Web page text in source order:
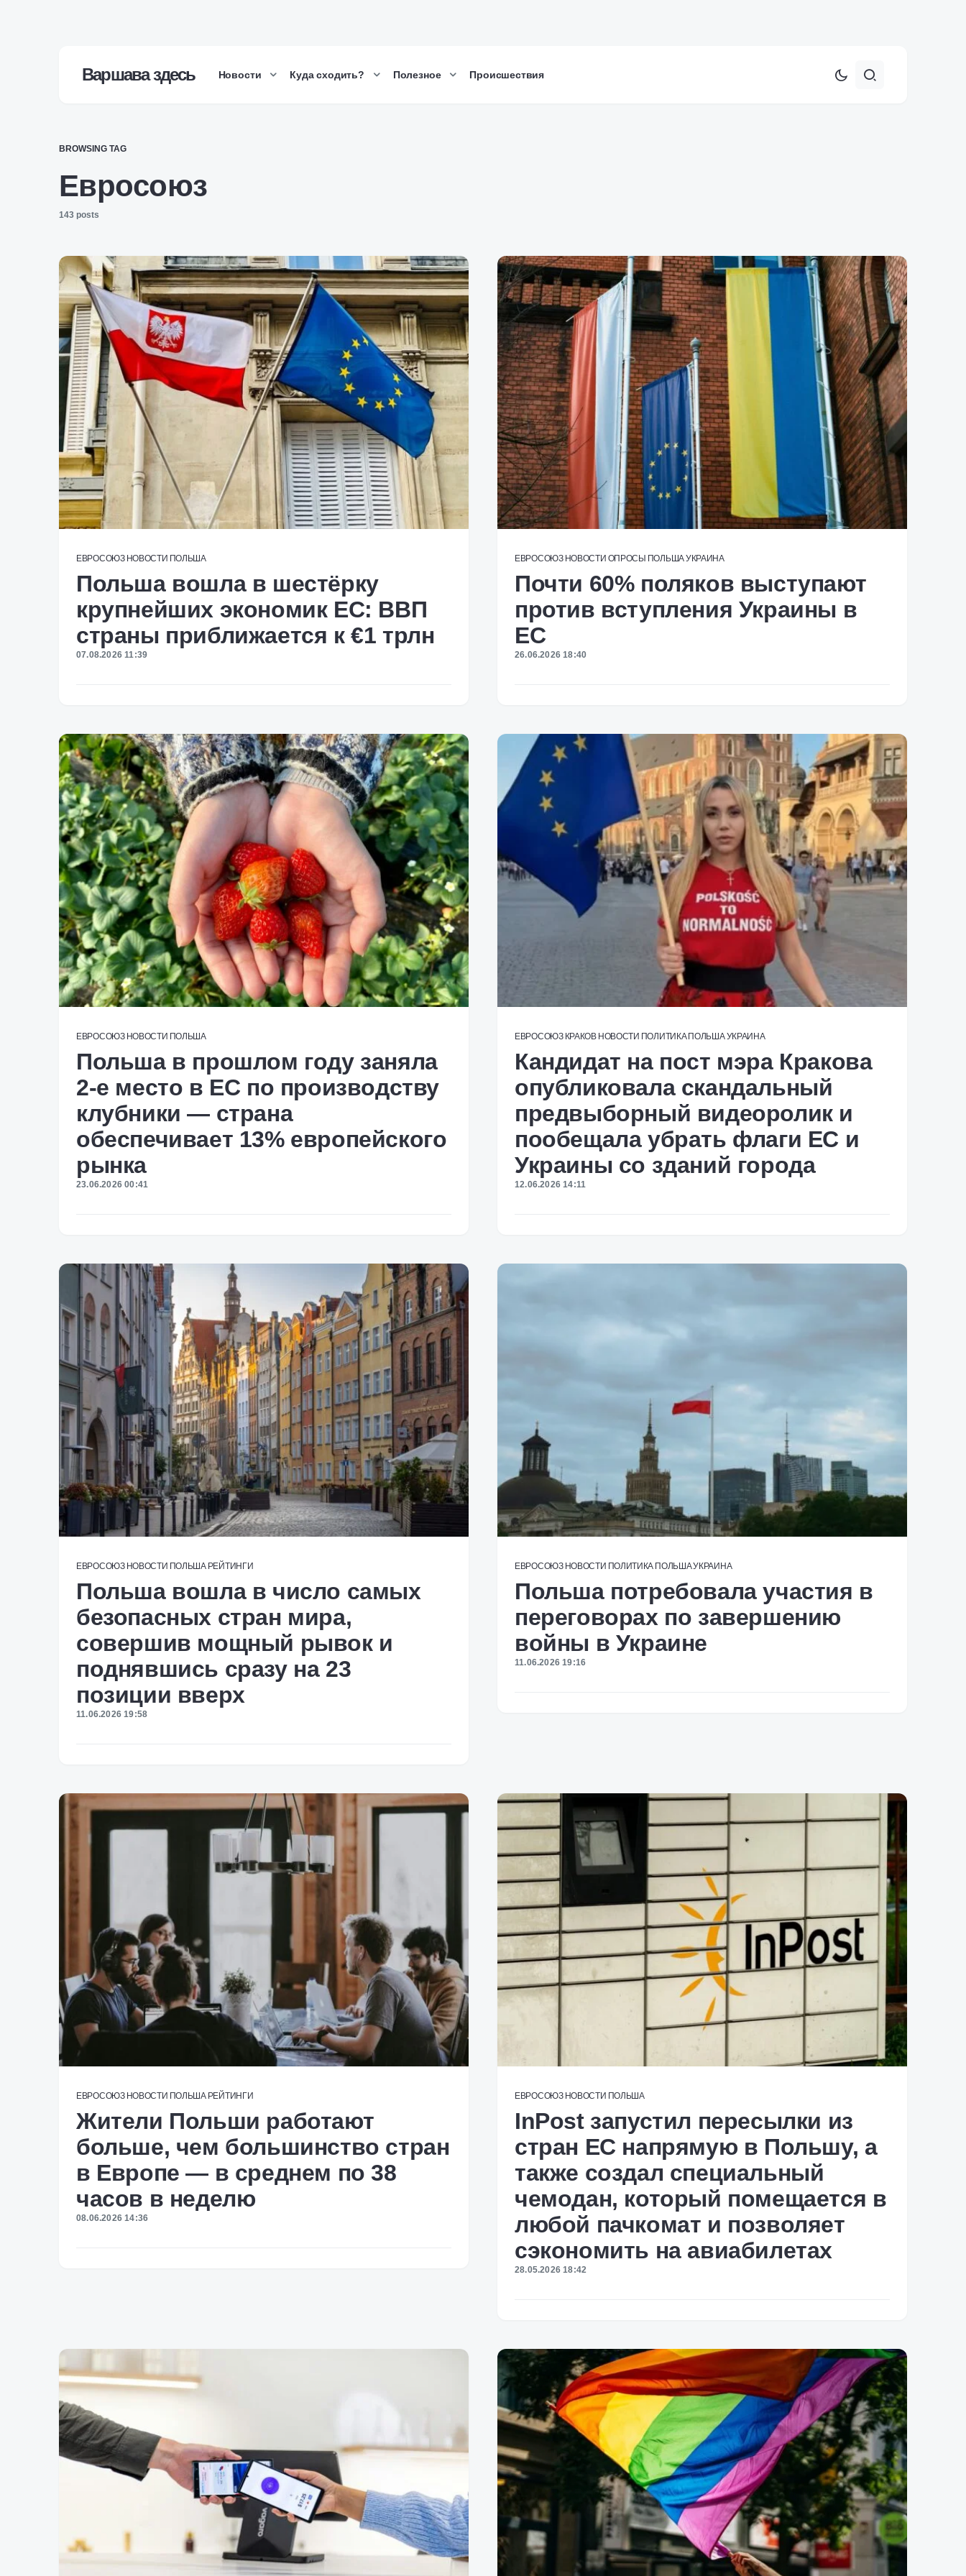
Варшава здесь Новости Куда сходить? Полезное Происшествия
BROWSING TAG
Евросоюз
143 posts
ЕВРОСОЮЗ НОВОСТИ ПОЛЬША
Польша вошла в шестёрку
крупнейших экономик ЕС: ВВП
страны приближается к €1 трлн
07.08.2026 11:39
ЕВРОСОЮЗ НОВОСТИ ОПРОСЫ ПОЛЬШАУКРАИНА
Почти 60% поляков выступают
против вступления Украины в
ЕС
26.06.2026 18:40
ЕВРОСОЮЗ НОВОСТИ ПОЛЬША
Польша в прошлом году заняла
2-е место в ЕС по производству
клубники — страна
обеспечивает 13% европейского
рынка
23.06.2026 00:41
ЕВРОСОЮЗ КРАКОВ НОВОСТИ ПОЛИТИКА ПОЛЬШАУКРАИНА
Кандидат на пост мэра Кракова
опубликовала скандальный
предвыборный видеоролик и
пообещала убрать флаги ЕС и
Украины со зданий города
12.06.2026 14:11
ЕВРОСОЮЗ НОВОСТИ ПОЛЬША РЕЙТИНГИ
Польша вошла в число самых
безопасных стран мира,
совершив мощный рывок и
поднявшись сразу на 23
позиции вверх
11.06.2026 19:58
ЕВРОСОЮЗ НОВОСТИ ПОЛИТИКА ПОЛЬШАУКРАИНА
Польша потребовала участия в
переговорах по завершению
войны в Украине
11.06.2026 19:16
ЕВРОСОЮЗ НОВОСТИ ПОЛЬША РЕЙТИНГИ
Жители Польши работают
больше, чем большинство стран
в Европе — в среднем по 38
часов в неделю
08.06.2026 14:36
ЕВРОСОЮЗ НОВОСТИ ПОЛЬША
InPost запустил пересылки из
стран ЕС напрямую в Польшу, а
также создал специальный
чемодан, который помещается в
любой пачкомат и позволяет
сэкономить на авиабилетах
28.05.2026 18:42